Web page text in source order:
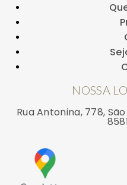
NOSSA
Rua Antonina, 778,